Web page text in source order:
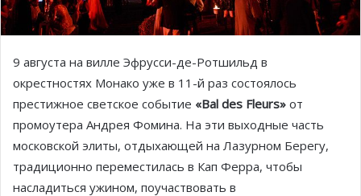
9 августа на вилле Эфрусси-де-Ротшильд в
окрестностях Монако уже в 11-й раз состоялось
престижное светское событие «Bal des Fleurs» от
промоутера Андрея Фомина. На эти выходные часть
московской элиты, отдыхающей на Лазурном Берегу,
традиционно переместилась в Кап Ферра, чтобы
насладиться ужином, поучаствовать в